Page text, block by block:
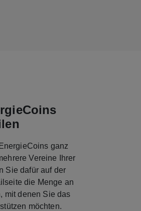
ganz
Vereine Ihrer
Sie dafür auf der
die Menge an
mit denen Sie das
möchten.